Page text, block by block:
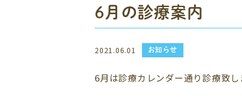
6月の診療案内
2021.06.01 お知らせ
6月は診療カレンダー通り診療致し